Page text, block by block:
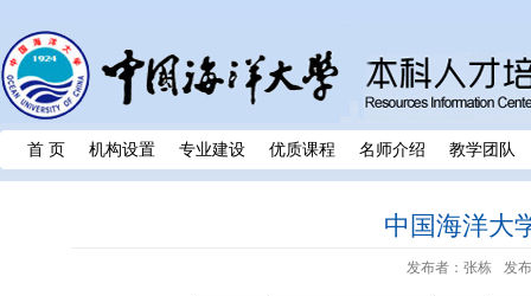
首 页 机构设置 专业建设 优质课程 名师介绍 教学团队
中国海洋大
发布者：张栋 发